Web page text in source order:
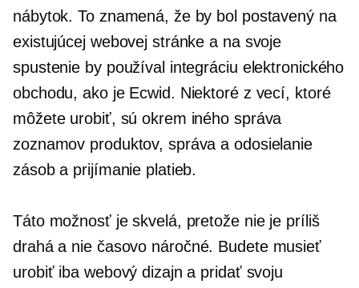
nábytok. To znamená, že by bol postavený na
existujúcej webovej stránke a na svoje
spustenie by používal integráciu elektronického
obchodu, ako je Ecwid. Niektoré z vecí, ktoré
môžete urobiť, sú okrem iného správa
zoznamov produktov, správa a odosielanie
zásob a prijímanie platieb.
Táto možnosť je skvelá, pretože nie je príliš
drahá a nie časovo náročné. Budete musieť
urobiť iba webový dizajn a pridať svoju